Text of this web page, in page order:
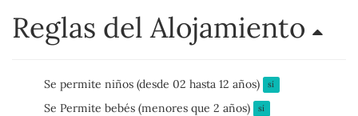
Reglas del Alojamiento
Se permite niños (desde 02 hasta 12 años) sí
Se Permite bebés (menores que 2 años) sí